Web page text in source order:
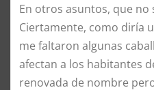
En otros asuntos, que no
Ciertamente, como diría
me faltaron algunas
afectan a los habitantes
renovada de nombre